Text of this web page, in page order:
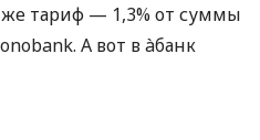
тариф — 1,3% от суммы
А вот в àбанк